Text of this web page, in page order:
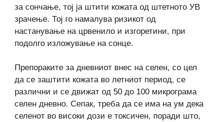
за сончање, тој ја штити кожата од штетното УВ
зрачење. Тој го намалува ризикот од
настанување на црвенило и изгоретини, при
подолго изложување на сонце.
Препораките за дневниот внес на селен, со цел
да се заштити кожата во летниот период, се
различни и се движат од 50 до 100 микрограма
селен дневно. Сепак, треба да се има на ум дека
селенот во високи дози е токсичен, поради што,